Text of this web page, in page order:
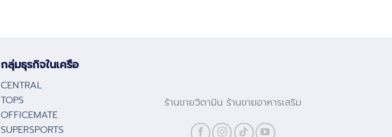
กลุ่มธุรกิจในเครือ
CENTRAL
TOPS
OFFICEMATE
SUPERSPORTS
ร้านขายวิตามิน ร้านขายอาหารเสริม